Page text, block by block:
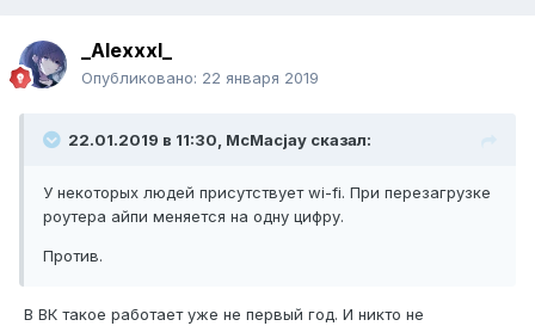
_Alexxxl_
Опубликовано: 22 января 2019
22.01.2019 в 11:30, McMacjay сказал:
У некоторых людей присутствует wi-fi. При перезагрузке
роутера айпи меняется на одну цифру.
Против.
В ВК такое работает уже не первый год. И никто не